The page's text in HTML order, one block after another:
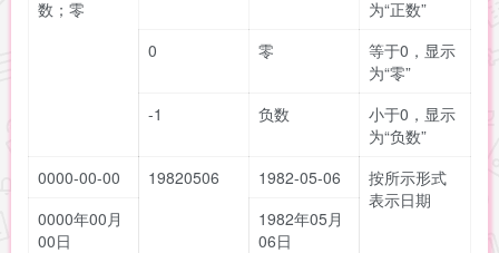
数；零
为“正数”
0
零
等于0，显示
为“零”
-1
负数
小于0，显示
为“负数”
0000-00-00
19820506 1982-05-06
按所示形式
表示日期
0000年00月
00日
1982年05月
06日